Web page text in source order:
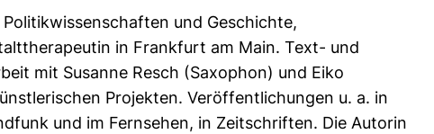
und Geschichte,
in Frankfurt am Main. Text- und
mit Susanne Resch (Saxophon) und Eiko
Projekten. Veröffentlichungen u. a. in
und im Fernsehen, in Zeitschriften. Die Autorin